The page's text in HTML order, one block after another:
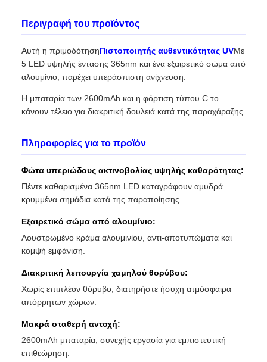
Περιγραφή του προϊόντος
Αυτή η πριμοδότησηΠιστοποιητής αυθεντικότητας UVΜε
5 LED υψηλής έντασης 365nm και ένα εξαιρετικό σώμα από
αλουμίνιο, παρέχει υπεράσπιστη ανίχνευση.
Η μπαταρία των 2600mAh και η φόρτιση τύπου C το
κάνουν τέλειο για διακριτική δουλειά κατά της παραχάραξης.
Πληροφορίες για το προϊόν
Φώτα υπεριώδους ακτινοβολίας υψηλής καθαρότητας:
Πέντε καθαρισμένα 365nm LED καταγράφουν αμυδρά
κρυμμένα σημάδια κατά της παραποίησης.
Εξαιρετικό σώμα από αλουμίνιο:
Λουστρωμένο κράμα αλουμινίου, αντι-αποτυπώματα και
κομψή εμφάνιση.
Διακριτική λειτουργία χαμηλού θορύβου:
Χωρίς επιπλέον θόρυβο, διατηρήστε ήσυχη ατμόσφαιρα
απόρρητων χώρων.
Μακρά σταθερή αντοχή:
2600mAh μπαταρία, συνεχής εργασία για εμπιστευτική
επιθεώρηση.